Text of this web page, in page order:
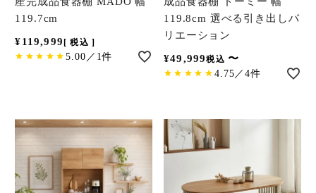
119.7cm
¥119,999 税込
5.00／1件
119.8cm 選べる引き出しバ
リエーション
¥49,999税込 〜
4.75／4件